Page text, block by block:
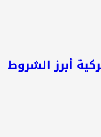
أبرز الشروط